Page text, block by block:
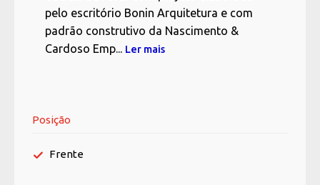
pelo escritório Bonin Arquitetura e com
padrão construtivo da Nascimento &
Cardoso Emp... Ler mais
Posição
Frente